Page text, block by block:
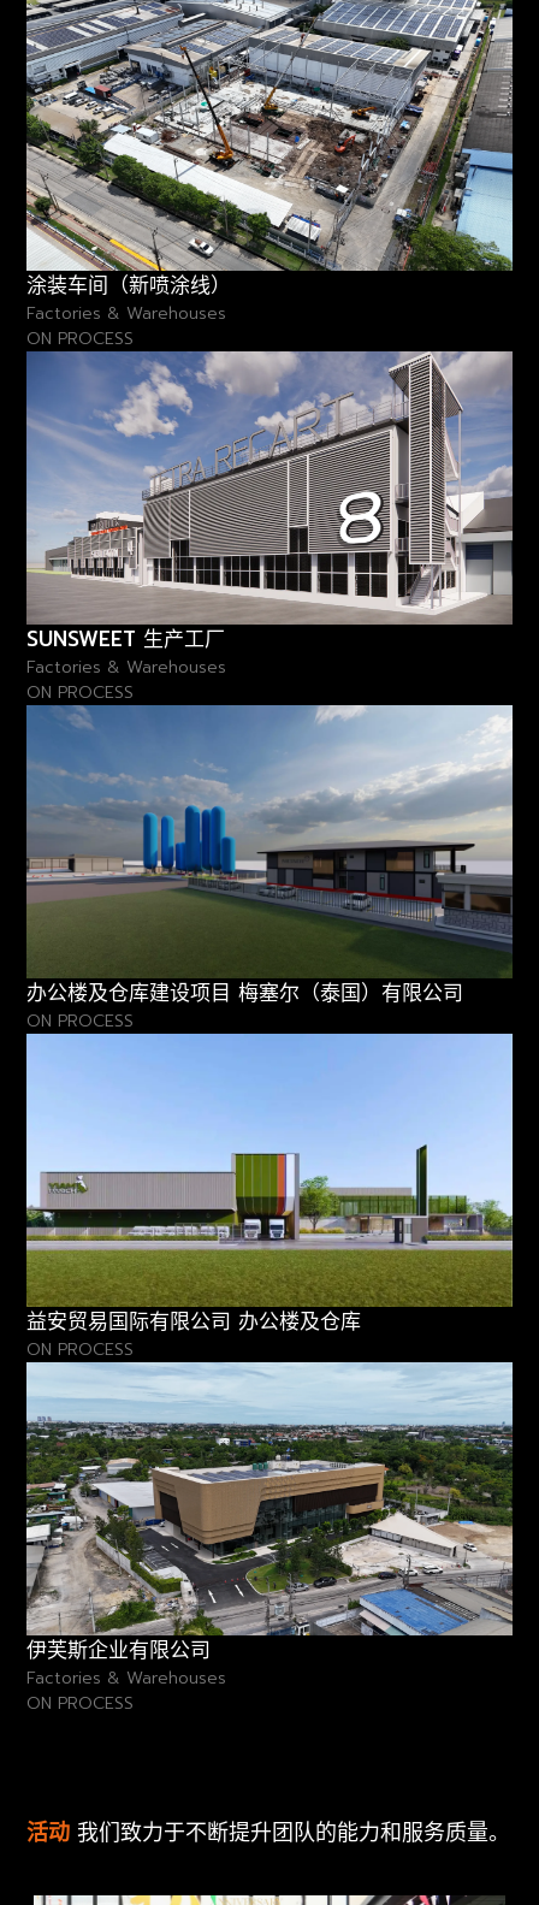
涂装车间（新喷涂线）
Factories & Warehouses
ON PROCESS
SUNSWEET 生产工厂
Factories & Warehouses
ON PROCESS
办公楼及仓库建设项目 梅塞尔（泰国）有限公司
ON PROCESS
益安贸易国际有限公司 办公楼及仓库
ON PROCESS
伊芙斯企业有限公司
Factories & Warehouses
ON PROCESS
活动 我们致力于不断提升团队的能力和服务质量。